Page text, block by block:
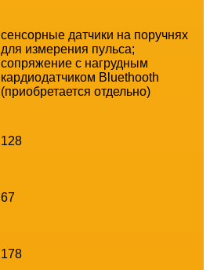
сенсорные датчики на поручнях
для измерения пульса;
сопряжение с нагрудным
кардиодатчиком Bluethooth
(приобретается отдельно)
128
67
178